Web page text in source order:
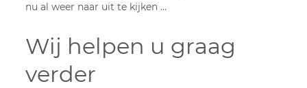
nu al weer naar uit te kijken …
Wij helpen u graag
verder